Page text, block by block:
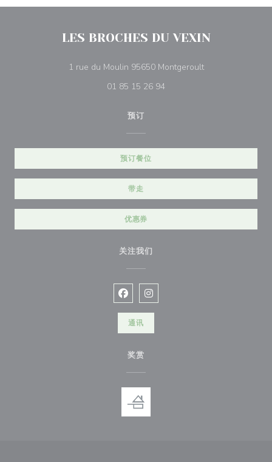
LES BROCHES DU VEXIN
1 rue du Moulin 95650 Montgeroult((在新窗口中打开))
01 85 15 26 94
预订
预订餐位
带走
优惠券
关注我们
Facebook ((在新窗口中打开))
Instagram ((在新窗口中打开))
通讯
奖赏